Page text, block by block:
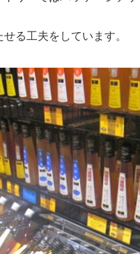
る工夫をしています。